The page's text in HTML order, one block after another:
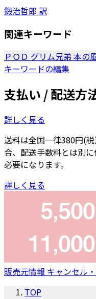
鍛治哲郎 訳
関連キーワード
ＰＯＤ グリム兄弟 本の
キーワードの編集
支払い / 配送方
詳しく見る
送料は全国一律380円(
合、配送手数料とは別
必要になります。
詳しく見る
販売元情報 キャンセル
TOP